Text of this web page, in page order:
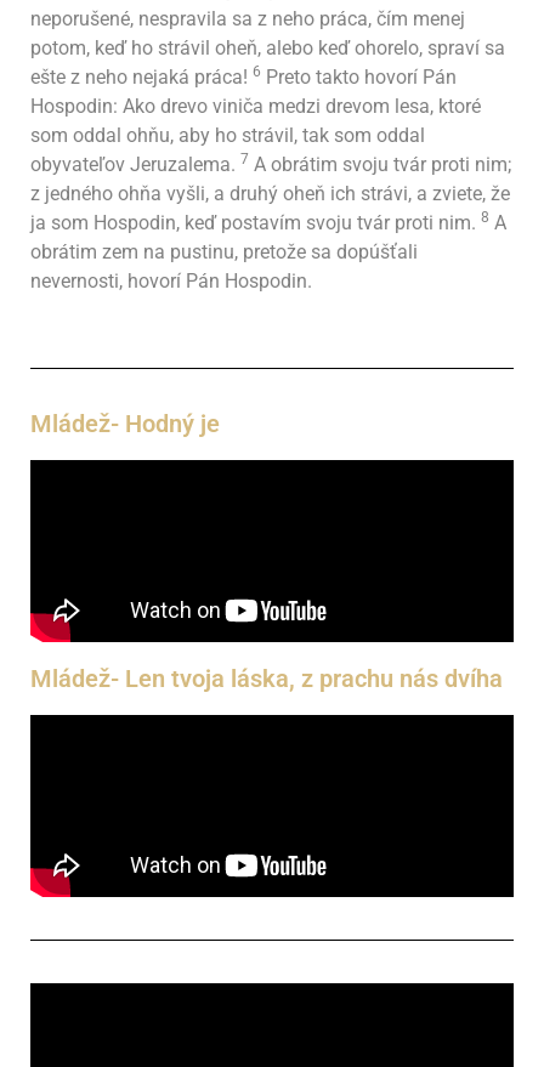
neporušené, nespravila sa z neho práca, čím menej
potom, keď ho strávil oheň, alebo keď ohorelo, spraví sa
ešte z neho nejaká práca! 6 Preto takto hovorí Pán
Hospodin: Ako drevo viniča medzi drevom lesa, ktoré
som oddal ohňu, aby ho strávil, tak som oddal
obyvateľov Jeruzalema. 7 A obrátim svoju tvár proti nim;
z jedného ohňa vyšli, a druhý oheň ich strávi, a zviete, že
ja som Hospodin, keď postavím svoju tvár proti nim. 8 A
obrátim zem na pustinu, pretože sa dopúšťali
nevernosti, hovorí Pán Hospodin.
Mládež- Hodný je
Mládež- Len tvoja láska, z prachu nás dvíha